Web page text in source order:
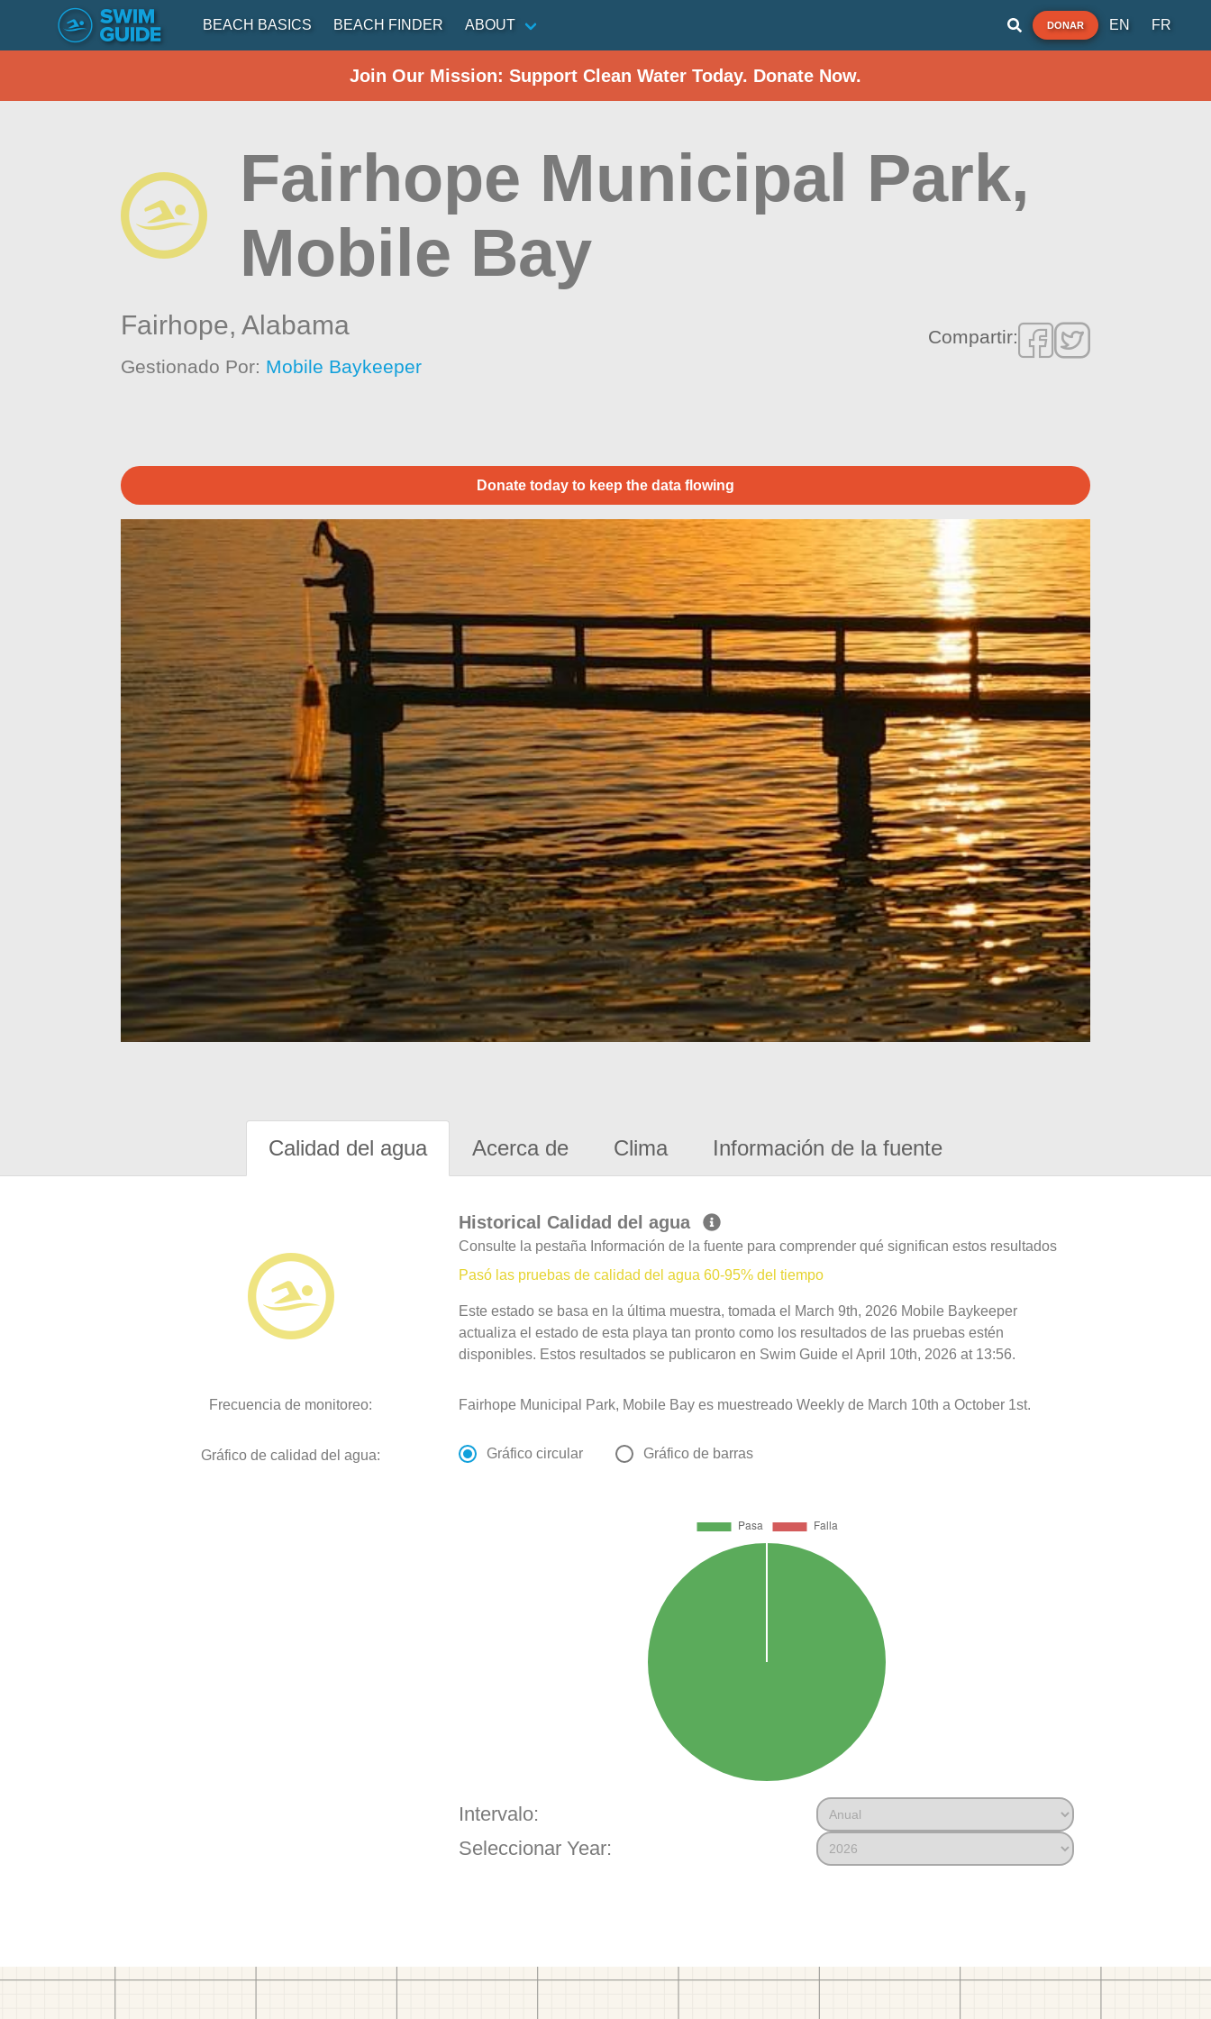
BEACH BASICS BEACH FINDER ABOUT DONAR EN FR
Join Our Mission: Support Clean Water Today. Donate Now.
Fairhope Municipal Park,
Mobile Bay
Fairhope,Alabama
Gestionado Por: Mobile Baykeeper
Compartir:
Donate today to keep the data flowing
Calidad del agua Acerca de Clima Información de la fuente
Historical Calidad del agua
Consulte la pestaña Información de la fuente para comprender qué significan estos resultados
Pasó las pruebas de calidad del agua 60-95% del tiempo
Este estado se basa en la última muestra, tomada el March 9th, 2026 Mobile Baykeeper
actualiza el estado de esta playa tan pronto como los resultados de las pruebas estén
disponibles. Estos resultados se publicaron en Swim Guide el April 10th, 2026 at 13:56.
Frecuencia de monitoreo: Fairhope Municipal Park, Mobile Bay es muestreado Weekly de March 10th a October 1st.
Gráfico de calidad del agua: Gráfico circular Gráfico de barras
Intervalo:
Seleccionar Year: